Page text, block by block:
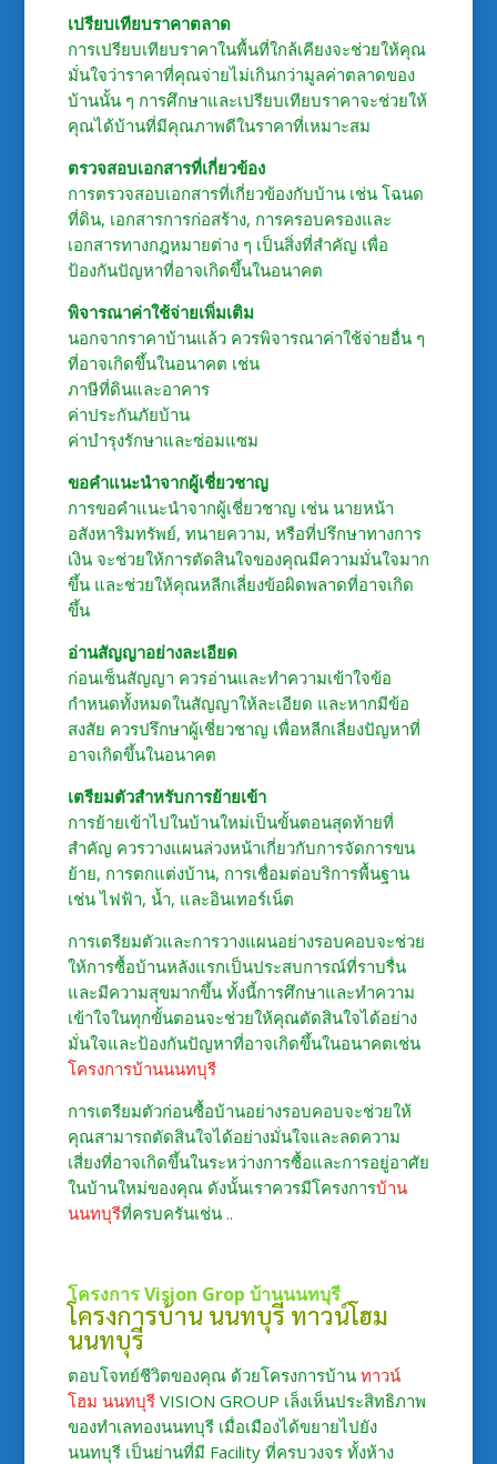
เปรียบเทียบราคาตลาด
การเปรียบเทียบราคาในพื้นที่ใกล้เคียงจะช่วยให้คุณ
มั่นใจว่าราคาที่คุณจ่ายไม่เกินกว่ามูลค่าตลาดของ
บ้านนั้น ๆ การศึกษาและเปรียบเทียบราคาจะช่วยให้
คุณได้บ้านที่มีคุณภาพดีในราคาที่เหมาะสม
ตรวจสอบเอกสารที่เกี่ยวข้อง
การตรวจสอบเอกสารที่เกี่ยวข้องกับบ้าน เช่น โฉนด
ที่ดิน, เอกสารการก่อสร้าง, การครอบครองและ
เอกสารทางกฎหมายต่าง ๆ เป็นสิ่งที่สำคัญ เพื่อ
ป้องกันปัญหาที่อาจเกิดขึ้นในอนาคต
พิจารณาค่าใช้จ่ายเพิ่มเติม
นอกจากราคาบ้านแล้ว ควรพิจารณาค่าใช้จ่ายอื่น ๆ
ที่อาจเกิดขึ้นในอนาคต เช่น
ภาษีที่ดินและอาคาร
ค่าประกันภัยบ้าน
ค่าบำรุงรักษาและซ่อมแซม
ขอคำแนะนำจากผู้เชี่ยวชาญ
การขอคำแนะนำจากผู้เชี่ยวชาญ เช่น นายหน้า
อสังหาริมทรัพย์, ทนายความ, หรือที่ปรึกษาทางการ
เงิน จะช่วยให้การตัดสินใจของคุณมีความมั่นใจมาก
ขึ้น และช่วยให้คุณหลีกเลี่ยงข้อผิดพลาดที่อาจเกิด
ขึ้น
อ่านสัญญาอย่างละเอียด
ก่อนเซ็นสัญญา ควรอ่านและทำความเข้าใจข้อ
กำหนดทั้งหมดในสัญญาให้ละเอียด และหากมีข้อ
สงสัย ควรปรึกษาผู้เชี่ยวชาญ เพื่อหลีกเลี่ยงปัญหาที่
อาจเกิดขึ้นในอนาคต
เตรียมตัวสำหรับการย้ายเข้า
การย้ายเข้าไปในบ้านใหม่เป็นขั้นตอนสุดท้ายที่
สำคัญ ควรวางแผนล่วงหน้าเกี่ยวกับการจัดการขน
ย้าย, การตกแต่งบ้าน, การเชื่อมต่อบริการพื้นฐาน
เช่น ไฟฟ้า, น้ำ, และอินเทอร์เน็ต
การเตรียมตัวและการวางแผนอย่างรอบคอบจะช่วย
ให้การซื้อบ้านหลังแรกเป็นประสบการณ์ที่ราบรื่น
และมีความสุขมากขึ้น ทั้งนี้การศึกษาและทำความ
เข้าใจในทุกขั้นตอนจะช่วยให้คุณตัดสินใจได้อย่าง
มั่นใจและป้องกันปัญหาที่อาจเกิดขึ้นในอนาคตเช่น
โครงการบ้านนนทบุรี
การเตรียมตัวก่อนซื้อบ้านอย่างรอบคอบจะช่วยให้
คุณสามารถตัดสินใจได้อย่างมั่นใจและลดความ
เสี่ยงที่อาจเกิดขึ้นในระหว่างการซื้อและการอยู่อาศัย
ในบ้านใหม่ของคุณ ดังนั้นเราควรมีโครงการบ้าน
นนทบุรีที่ครบครันเช่น ..
โครงการ Vision Grop บ้านนนทบุรี
โครงการบ้าน นนทบุรี ทาวน์โฮม
นนทบุรี
ตอบโจทย์ชีวิตของคุณ ด้วยโครงการบ้าน ทาวน์
โฮม นนทบุรีVISION GROUP เล็งเห็นประสิทธิภาพ
ของทำเลทองนนทบุรี เมื่อเมืองได้ขยายไปยัง
นนทบุรี เป็นย่านที่มี Facility ที่ครบวงจร ทั้งห้าง